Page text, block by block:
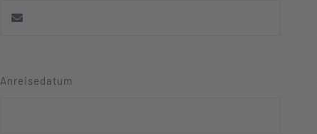
Anreisedatum